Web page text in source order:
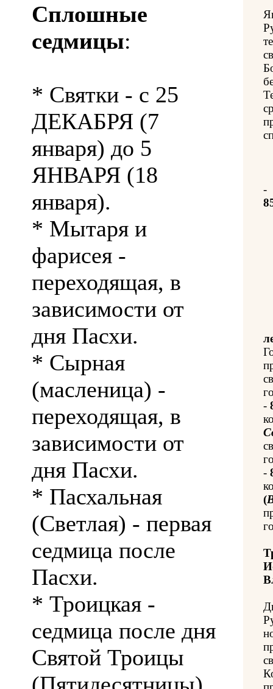
Сплошные
седмицы:
* Святки - с 25
ДЕКАБРЯ (7
января) до 5
ЯНВАРЯ (18
января).
* Мытаря и
фарисея -
переходящая, в
зависимости от
дня Пасхи.
* Сырная
(масленица) -
переходящая, в
зависимости от
дня Пасхи.
* Пасхальная
(Светлая) - первая
седмица после
Пасхи.
* Троицкая -
седмица после дня
Святой Троицы
-
-
-
(